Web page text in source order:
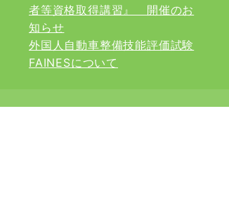
者等資格取得講習』 開催のお
知らせ
外国人自動車整備技能評価試験
FAINESについて